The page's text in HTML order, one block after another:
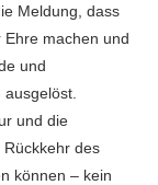
Meldung, dass
Ehre machen und
und
und die
des
können – kein